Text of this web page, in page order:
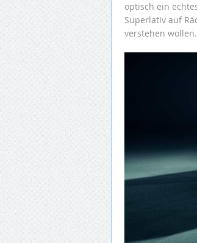
optisch ein
Superlativ auf
verstehen wollen.